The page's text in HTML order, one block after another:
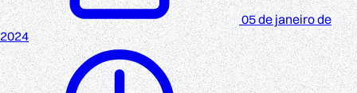
05 de janeiro de
2024